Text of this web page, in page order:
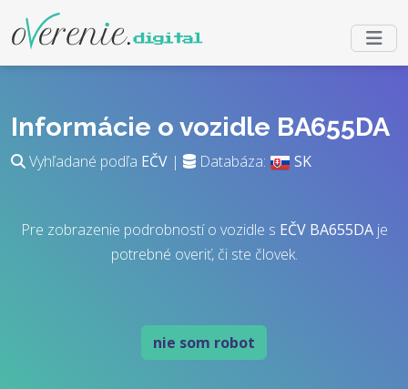
Informácie o vozidle BA655DA
Vyhľadané podľa EČV | Databáza: SK
Pre zobrazenie podrobností o vozidle s EČV BA655DAje
potrebné overiť, či ste človek.
nie som robot